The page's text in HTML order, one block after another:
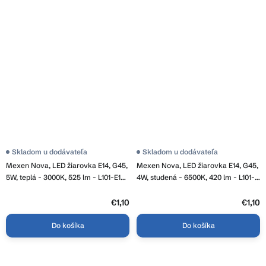
Mexen Nova, LED žiarovka E14, G45,
5W, teplá - 3000K, 525 lm - L101-E14-
Skladom u dodávateľa
€1,10
Do košíka
Mexen Nova, LED žiarovka E14, G45,
4W, studená - 6500K, 420 lm - L101-
Skladom u dodávateľa
€1,10
Do košíka